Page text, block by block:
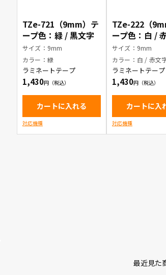
TZe-721（9mm）テ
ープ色：緑 / 黒文字
サイズ：9mm
カラー：緑
ラミネートテープ
1,430
カートに入れる
対応機種
TZe-222（
ープ色：白 /
サイズ：9mm
カラー：白 / 赤文
ラミネートテープ
1,430
カートに入
対応機種
最近見た